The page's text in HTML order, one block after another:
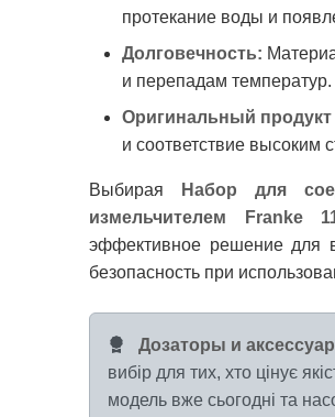
протекание воды и
Долговечность:
и перепадам температур.
Оригинальный продукт
и соответствие высоким
Выбирая
Набор для
измельчителем Franke
эффективное решение для
безопасность при
Дозаторы и
вибір для тих, хто цінує
модель вже сьогодні та